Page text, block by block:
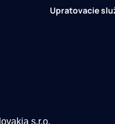
s.r.o.
Upratovacie